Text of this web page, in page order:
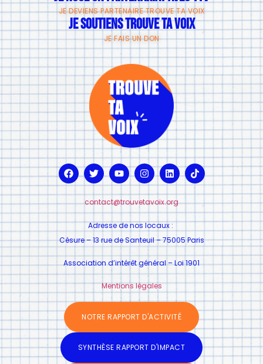
JE DEVIENS PARTENAIRE TROUVE TA VOIX
JE SOUTIENS TROUVE TA VOIX
JE FAIS UN DON
contact@trouvetavoix.org
Adresse de nos locaux :
Césure – 13 rue de Santeuil – 75005 Paris
Association d’intérêt général – Loi 1901
Mentions légales
NOTRE RAPPORT D'ACTIVITÉ
SYNTHÈSE RAPPORT D'IMPACT